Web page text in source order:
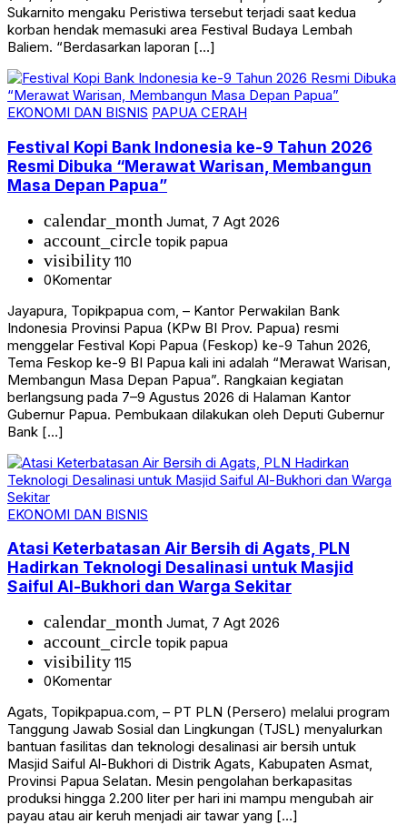
Sukarnito mengaku Peristiwa tersebut terjadi saat kedua
korban hendak memasuki area Festival Budaya Lembah
Baliem. “Berdasarkan laporan […]
EKONOMI DAN BISNIS PAPUA CERAH
Festival Kopi Bank Indonesia ke-9 Tahun 2026
Resmi Dibuka “Merawat Warisan, Membangun
Masa Depan Papua”
calendar_month Jumat, 7 Agt 2026
account_circle topik papua
visibility 110
0Komentar
Jayapura, Topikpapua com, – Kantor Perwakilan Bank
Indonesia Provinsi Papua (KPw BI Prov. Papua) resmi
menggelar Festival Kopi Papua (Feskop) ke-9 Tahun 2026,
Tema Feskop ke-9 BI Papua kali ini adalah “Merawat Warisan,
Membangun Masa Depan Papua”. Rangkaian kegiatan
berlangsung pada 7–9 Agustus 2026 di Halaman Kantor
Gubernur Papua. Pembukaan dilakukan oleh Deputi Gubernur
Bank […]
EKONOMI DAN BISNIS
Atasi Keterbatasan Air Bersih di Agats, PLN
Hadirkan Teknologi Desalinasi untuk Masjid
Saiful Al-Bukhori dan Warga Sekitar
calendar_month Jumat, 7 Agt 2026
account_circle topik papua
visibility 115
0Komentar
Agats, Topikpapua.com, – PT PLN (Persero) melalui program
Tanggung Jawab Sosial dan Lingkungan (TJSL) menyalurkan
bantuan fasilitas dan teknologi desalinasi air bersih untuk
Masjid Saiful Al-Bukhori di Distrik Agats, Kabupaten Asmat,
Provinsi Papua Selatan. Mesin pengolahan berkapasitas
produksi hingga 2.200 liter per hari ini mampu mengubah air
payau atau air keruh menjadi air tawar yang […]